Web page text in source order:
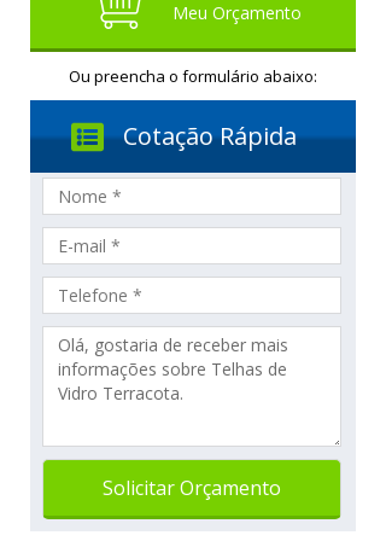
Meu Orçamento
Ou preencha o formulário abaixo:
Cotação Rápida